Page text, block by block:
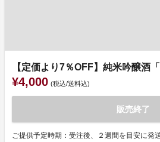
【定価より7％OFF】純米吟醸酒
¥4,000 (税込/送料込)
販売終了
ご提供予定時期：受注後、２週間を目安に発